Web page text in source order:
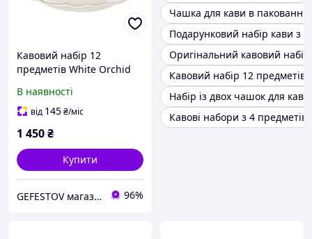
Кавовий набір 12
предметів White Orchid
В наявності
від 145₴/міс
1 450₴
Купити
GEFESTOV магазин сувенірів та подарунків (опт-роздріб) 96%
Чашка для кави в пакованні
Подарунковий набір кави з
Оригінальний кавовий набір
Кавовий набір 12 предметів
Набір із двох чашок для кави
Кавові набори з 4 предметів